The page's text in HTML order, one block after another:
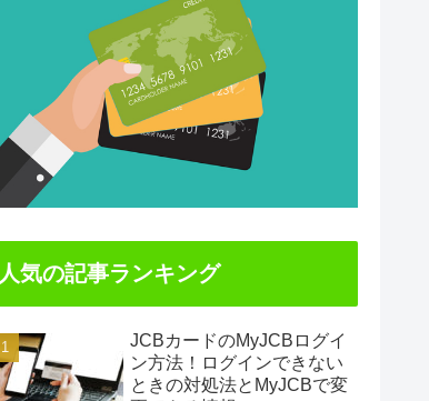
人気の記事ランキング
JCBカードのMyJCBログイ
ン方法！ログインできない
ときの対処法とMyJCBで変